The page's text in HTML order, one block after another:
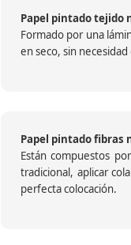
Papel pintado tejido
Formado por una
en seco, sin
Papel pintado fibras
Están compuestos
tradicional, aplicar
perfecta colocación.